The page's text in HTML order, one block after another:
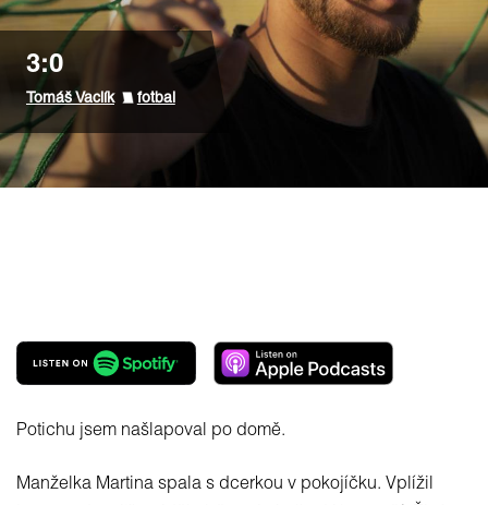
3:0
Tomáš Vaclík fotbal
Potichu jsem našlapoval po domě.
Manželka Martina spala s dcerkou v pokojíčku. Vplížil